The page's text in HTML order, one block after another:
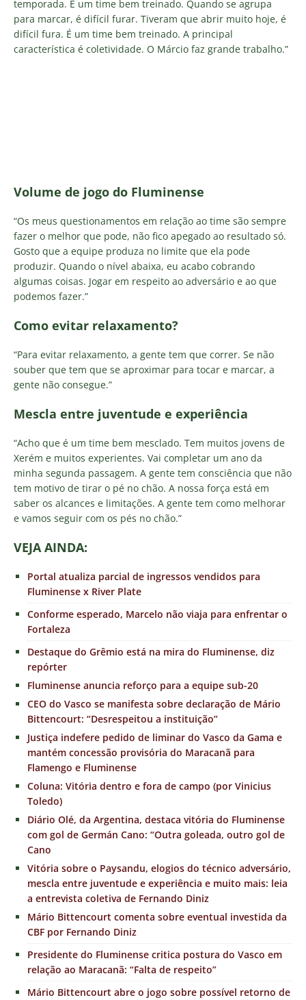
temporada. É um time bem treinado. Quando se agrupa
para marcar, é difícil furar. Tiveram que abrir muito hoje, é
difícil fura. É um time bem treinado. A principal
característica é coletividade. O Márcio faz grande trabalho.”
Volume de jogo do Fluminense
“Os meus questionamentos em relação ao time são sempre
fazer o melhor que pode, não fico apegado ao resultado só.
Gosto que a equipe produza no limite que ela pode
produzir. Quando o nível abaixa, eu acabo cobrando
algumas coisas. Jogar em respeito ao adversário e ao que
podemos fazer.”
Como evitar relaxamento?
“Para evitar relaxamento, a gente tem que correr. Se não
souber que tem que se aproximar para tocar e marcar, a
gente não consegue.”
Mescla entre juventude e experiência
“Acho que é um time bem mesclado. Tem muitos jovens de
Xerém e muitos experientes. Vai completar um ano da
minha segunda passagem. A gente tem consciência que não
tem motivo de tirar o pé no chão. A nossa força está em
saber os alcances e limitações. A gente tem como melhorar
e vamos seguir com os pés no chão.”
VEJA AINDA:
Portal atualiza parcial de ingressos vendidos para
Fluminense x River Plate
Conforme esperado, Marcelo não viaja para enfrentar o
Fortaleza
Destaque do Grêmio está na mira do Fluminense, diz
repórter
Fluminense anuncia reforço para a equipe sub-20
CEO do Vasco se manifesta sobre declaração de Mário
Bittencourt: “Desrespeitou a instituição”
Justiça indefere pedido de liminar do Vasco da Gama e
mantém concessão provisória do Maracanã para
Flamengo e Fluminense
Coluna: Vitória dentro e fora de campo (por Vinicius
Toledo)
Diário Olé, da Argentina, destaca vitória do Fluminense
com gol de Germán Cano: “Outra goleada, outro gol de
Cano
Vitória sobre o Paysandu, elogios do técnico adversário,
mescla entre juventude e experiência e muito mais: leia
a entrevista coletiva de Fernando Diniz
Mário Bittencourt comenta sobre eventual investida da
CBF por Fernando Diniz
Presidente do Fluminense critica postura do Vasco em
relação ao Maracanã: “Falta de respeito”
Mário Bittencourt abre o jogo sobre possível retorno de